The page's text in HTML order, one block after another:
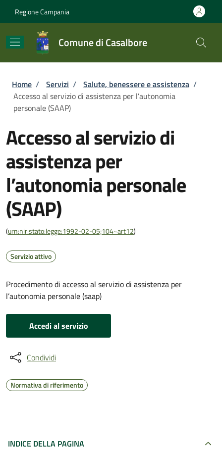
Regione Campania
Comune di Casalbore
Briciole di pane
Home / Servizi / Salute, benessere e assistenza /
Accesso al servizio di assistenza per l’autonomia
personale (SAAP)
Accesso al servizio di
assistenza per
l’autonomia personale
(SAAP)
(urn:nir:stato:legge:1992-02-05;104~art12)
Servizio attivo
Procedimento di accesso al servizio di assistenza per
l’autonomia personale (saap)
Accedi al servizio
Condividi
Normativa di riferimento
INDICE DELLA PAGINA